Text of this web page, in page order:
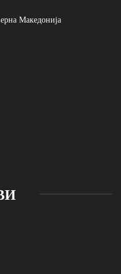
Македонија